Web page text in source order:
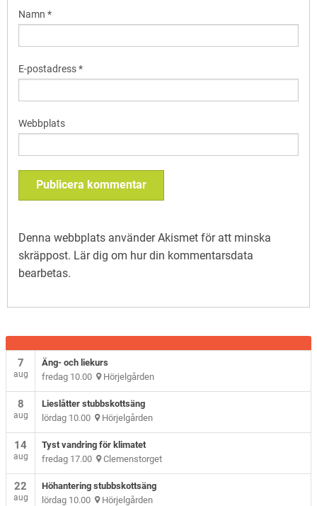
Namn *
E-postadress*
Webbplats
Denna webbplats använder Akismet för att minska
skräppost. Lär dig om hur din kommentarsdata
bearbetas.
7
aug
Äng- och liekurs
fredag 10.00 Hörjelgården
8
aug
Lieslåtter stubbskottsäng
lördag 10.00 Hörjelgården
14
aug
Tyst vandring för klimatet
fredag 17.00 Clemenstorget
22
aug
Höhantering stubbskottsäng
lördag 10.00 Hörjelgården